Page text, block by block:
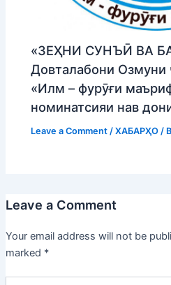
«ЗЕҲНИ СУНЪӢ ВА
Довталабони Озмуни
«Илм – фурӯғи
номинатсияи нав
Leave a Comment /ХАБАРҲО /
Leave a Comment
Your email address will not be
marked *